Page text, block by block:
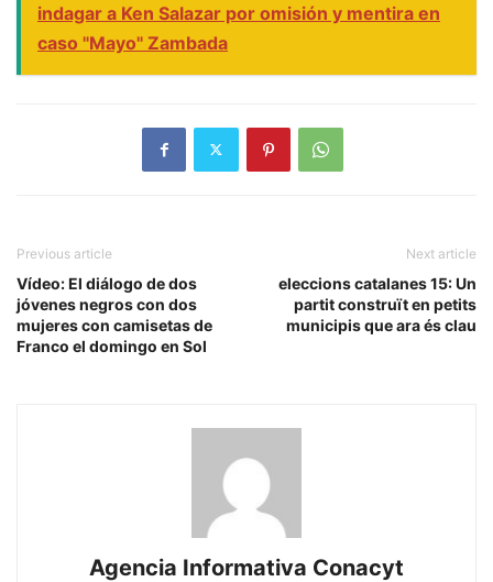
indagar a Ken Salazar por omisión y mentira en
caso "Mayo" Zambada
Previous article
Vídeo: El diálogo de dos
jóvenes negros con dos
mujeres con camisetas de
Franco el domingo en Sol
Next article
eleccions catalanes 15: Un
partit construït en petits
municipis que ara és clau
Agencia Informativa Conacyt